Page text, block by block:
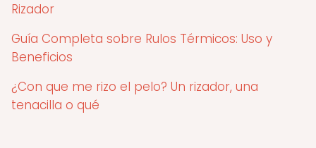
Rizador
Guía Completa sobre Rulos Térmicos: Uso y
Beneficios
¿Con que me rizo el pelo? Un rizador, una
tenacilla o qué